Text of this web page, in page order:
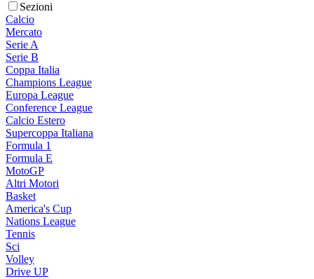
Sezioni
Calcio
Mercato
Serie A
Serie B
Coppa Italia
Champions League
Europa League
Conference League
Calcio Estero
Supercoppa Italiana
Formula 1
Formula E
MotoGP
Altri Motori
Basket
America's Cup
Nations League
Tennis
Sci
Volley
Drive UP